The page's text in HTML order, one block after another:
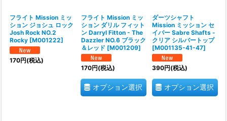
フライト Mission ミッ
ション ジョシュ ロック
Josh Rock NO.2
Rocky [M001222]
170円(税込)
フライト Mission ミッ
ション ダリル フィット
ン Darryl Fitton - The
Dazzler NO.6 ブラック
＆レッド [M001209]
170円(税込)
オプション選択
ダーツシャフト
Mission ミッション セ
イバー Sabre Shafts -
クリア シルバートップ
[M001135-41-47]
390円(税込)
オプション選択